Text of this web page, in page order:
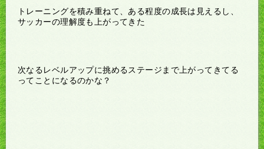
トレーニングを積み重ねて、ある程度の成長は見えるし、
サッカーの理解度も上がってきた
次なるレベルアップに挑めるステージまで上がってきてる
ってことになるのかな？